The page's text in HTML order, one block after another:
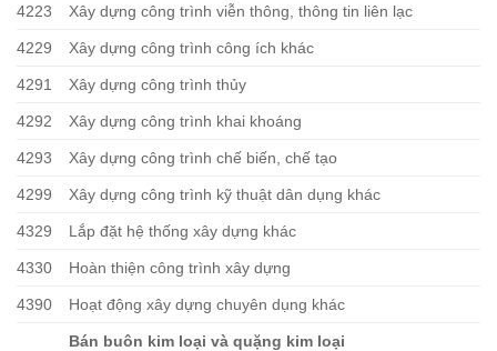
4223 Xây dựng công trình viễn thông, thông tin liên lạc
4229 Xây dựng công trình công ích khác
4291 Xây dựng công trình thủy
4292 Xây dựng công trình khai khoáng
4293 Xây dựng công trình chế biến, chế tạo
4299 Xây dựng công trình kỹ thuật dân dụng khác
4329 Lắp đặt hệ thống xây dựng khác
4330 Hoàn thiện công trình xây dựng
4390 Hoạt động xây dựng chuyên dụng khác
Bán buôn kim loại và quặng kim loại